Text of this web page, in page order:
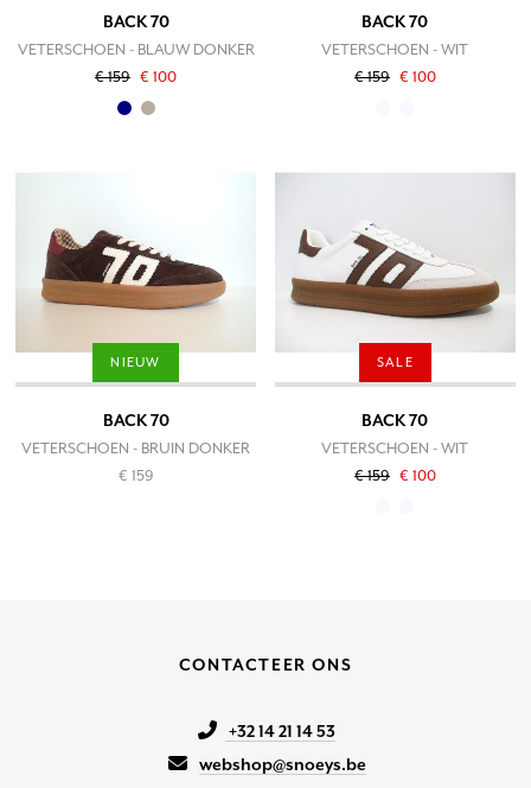
BACK 70
VETERSCHOEN - BLAUW DONKER
€ 159 € 100
BACK 70
VETERSCHOEN - WIT
€ 159 € 100
NIEUW
BACK 70
VETERSCHOEN - BRUIN DONKER
€ 159
SALE
BACK 70
VETERSCHOEN - WIT
€ 159 € 100
CONTACTEER ONS
+32 14 21 14 53
webshop@snoeys.be